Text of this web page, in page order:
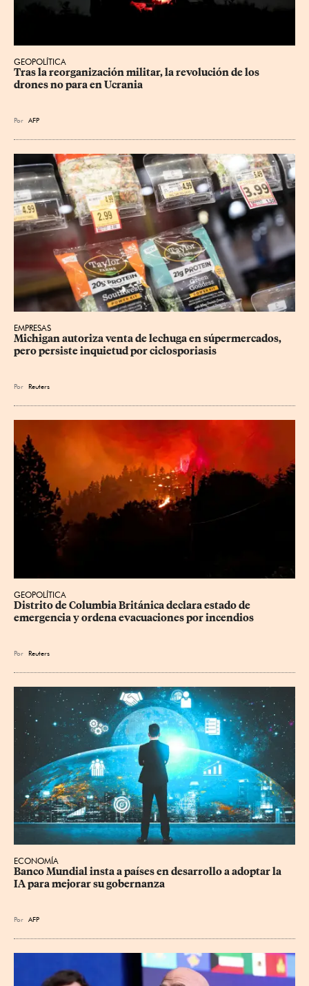
GEOPOLÍTICA
Tras la reorganización militar, la revolución de los
drones no para en Ucrania
Por AFP
EMPRESAS
Michigan autoriza venta de lechuga en súpermercados,
pero persiste inquietud por ciclosporiasis
Por Reuters
GEOPOLÍTICA
Distrito de Columbia Británica declara estado de
emergencia y ordena evacuaciones por incendios
Por Reuters
ECONOMÍA
Banco Mundial insta a países en desarrollo a adoptar la
IA para mejorar su gobernanza
Por AFP